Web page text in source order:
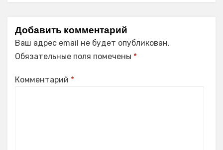
Добавить комментарий
Ваш адрес email не будет опубликован.
Обязательные поля помечены *
Комментарий *